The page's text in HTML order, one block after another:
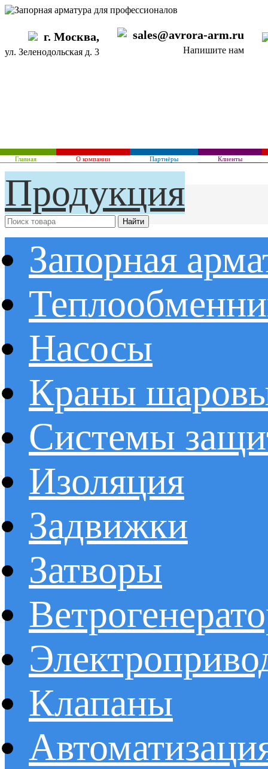
г. Москва,
ул. Зеленодольская д. 3
sales@avrora-arm.ru
Напишите нам
Главная О компании Партнёры Клиенты
Продукция
Запорная
Насосы
Краны
Системы
Изоляция
Задвижки
Затворы
Клапаны